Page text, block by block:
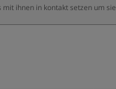
ihnen in kontakt setzen um